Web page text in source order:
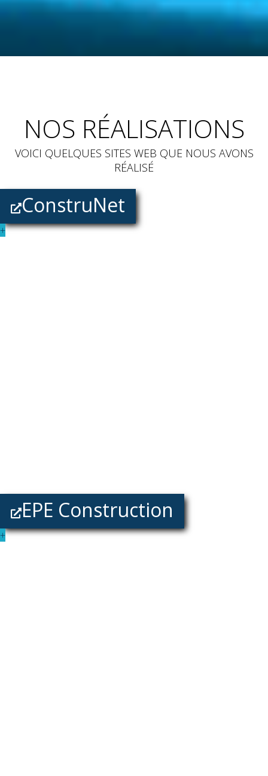
NOS RÉALISATIONS
VOICI QUELQUES SITES WEB QUE NOUS AVONS
RÉALISÉ
ConstruNet
+
EPE Construction
+